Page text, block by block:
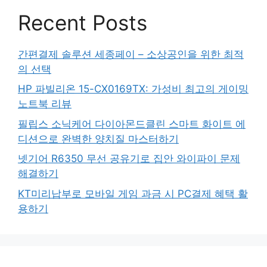
Recent Posts
간편결제 솔루션 세종페이 – 소상공인을 위한 최적
의 선택
HP 파빌리온 15-CX0169TX: 가성비 최고의 게이밍
노트북 리뷰
필립스 소닉케어 다이아몬드클린 스마트 화이트 에
디션으로 완벽한 양치질 마스터하기
넷기어 R6350 무선 공유기로 집안 와이파이 문제
해결하기
KT미리납부로 모바일 게임 과금 시 PC결제 혜택 활
용하기